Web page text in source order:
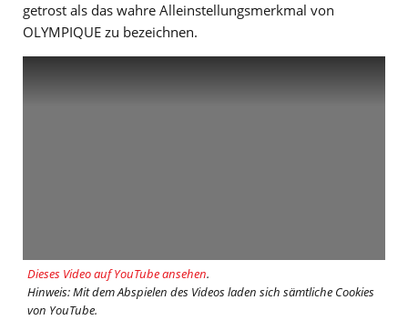
getrost als das wahre Alleinstellungsmerkmal von
OLYMPIQUE zu bezeichnen.
Dieses Video auf YouTube ansehen.
Hinweis: Mit dem Abspielen des Videos laden sich sämtliche Cookies
von YouTube.